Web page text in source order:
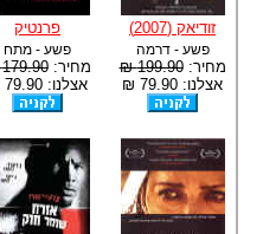
זודיאק (2007)
פשע - דרמה
מחיר:199.90 ₪
אצלנו: 79.90 ₪
פרנטיק
פשע - מתח
מחיר:179.90 ₪
אצלנו: 79.90 ₪